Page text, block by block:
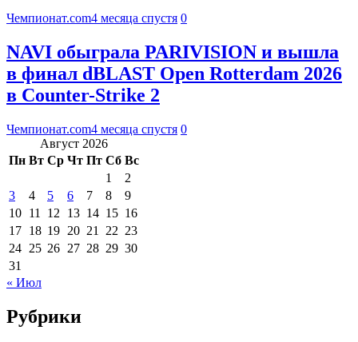
Чемпионат.com4 месяца спустя 0
NAVI обыграла PARIVISION и вышла
в финал dBLAST Open Rotterdam 2026
в Counter-Strike 2
Чемпионат.com4 месяца спустя 0
Август 2026
Пн Вт Ср Чт Пт Сб Вс
1
2
3
4 5 6 7 8
9
10 11 12 13 14 15 16
17 18 19 20 21 22 23
24 25 26 27 28 29 30
31
« Июл
Рубрики